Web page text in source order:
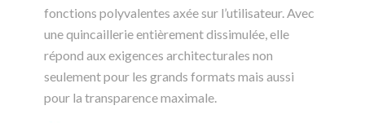
fonctions polyvalentes axée sur l’utilisateur. Avec
une quincaillerie entièrement dissimulée, elle
répond aux exigences architecturales non
seulement pour les grands formats mais aussi
pour la transparence maximale.